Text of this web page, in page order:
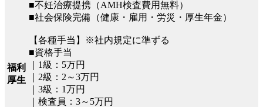
福利
厚生
■不妊治療提携（AMH検査費用無料）
■社会保険完備（健康・雇用・労災・厚生年金）
【各種手当】※社内規定に準ずる
■資格手当
｜1級：5万円
｜2級：2～3万円
｜3級：1万円
｜検査員：3～5万円